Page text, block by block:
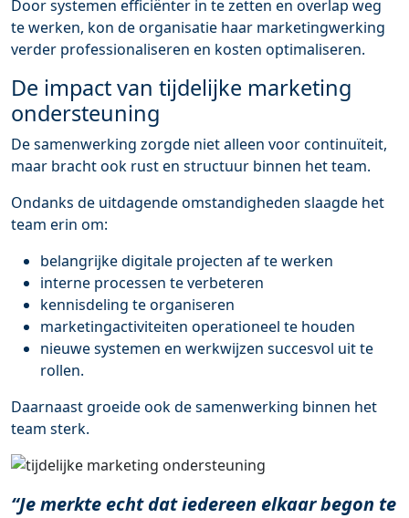
Door systemen efficiënter in te zetten en overlap weg
te werken, kon de organisatie haar marketingwerking
verder professionaliseren en kosten optimaliseren.
De impact van tijdelijke marketing
ondersteuning
De samenwerking zorgde niet alleen voor continuïteit,
maar bracht ook rust en structuur binnen het team.
Ondanks de uitdagende omstandigheden slaagde het
team erin om:
belangrijke digitale projecten af te werken
interne processen te verbeteren
kennisdeling te organiseren
marketingactiviteiten operationeel te houden
nieuwe systemen en werkwijzen succesvol uit te
rollen.
Daarnaast groeide ook de samenwerking binnen het
team sterk.
“Je merkte echt dat iedereen elkaar begon te